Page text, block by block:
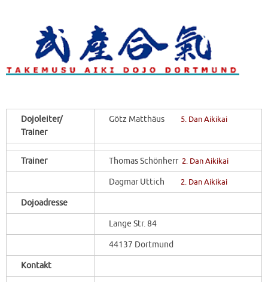
Dojoleiter/
Trainer
Götz Matthäus 5. Dan Aikikai
Trainer Thomas Schönherr 2. Dan Aikikai
Dagmar Uttich 2. Dan Aikikai
Dojoadresse
Lange Str. 84
44137 Dortmund
Kontakt